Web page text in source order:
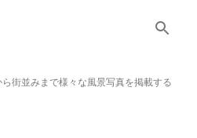
ン コンテンツに移動
街並みまで様々な風景写真を掲載する